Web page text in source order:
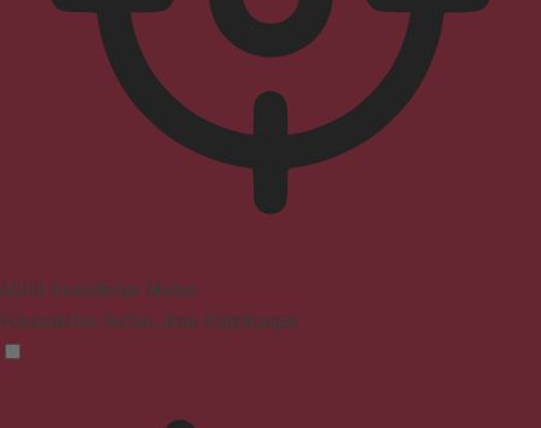
ADHD-freundlicher Modus
Fokussiertes Surfen, ohne Ablenkungen